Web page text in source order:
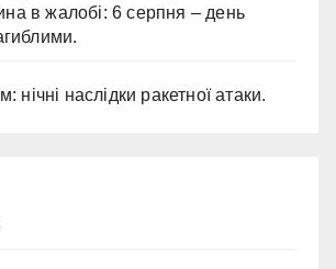
в жалобі: 6 серпня – день
нічні наслідки ракетної атаки.